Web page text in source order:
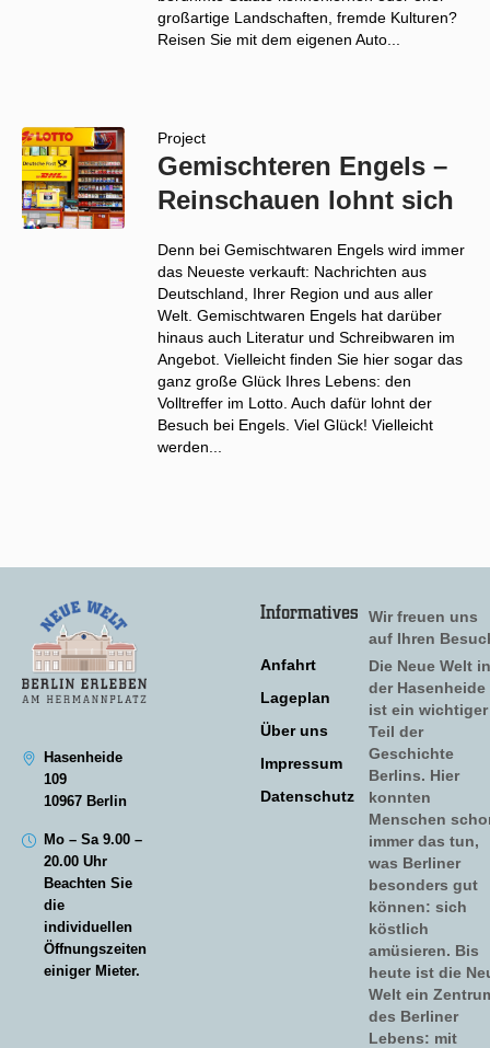
großartige Landschaften, fremde Kulturen?
Reisen Sie mit dem eigenen Auto...
Project
Gemischteren Engels –
Reinschauen lohnt sich
Denn bei Gemischtwaren Engels wird immer
das Neueste verkauft: Nachrichten aus
Deutschland, Ihrer Region und aus aller
Welt. Gemischtwaren Engels hat darüber
hinaus auch Literatur und Schreibwaren im
Angebot. Vielleicht finden Sie hier sogar das
ganz große Glück Ihres Lebens: den
Volltreffer im Lotto. Auch dafür lohnt der
Besuch bei Engels. Viel Glück! Vielleicht
werden...
Hasenheide
109
10967 Berlin
Mo – Sa 9.00 –
20.00 Uhr
Beachten Sie
die
individuellen
Öffnungszeiten
einiger Mieter.
Informatives
Anfahrt
Lageplan
Über uns
Impressum
Datenschutz
Wir freuen uns
auf Ihren
Die Neue Welt in
der Hasenheide
ist ein wichtiger
Teil der
Geschichte
Berlins. Hier
konnten
Menschen
immer das tun,
was Berliner
besonders gut
können: sich
köstlich
amüsieren. Bis
heute ist die
Welt ein
des Berliner
Lebens: mit